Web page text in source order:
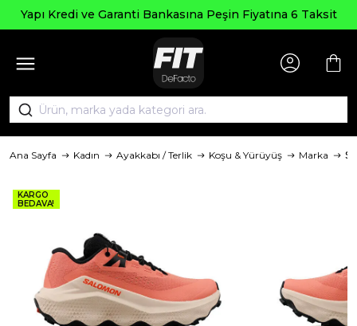
Yapı Kredi ve Garanti Bankasına Peşin Fiyatına 6 Taksit
Ana Sayfa Kadın Ayakkabı / Terlik Koşu & Yürüyüş Marka
KARGO
BEDAVA!